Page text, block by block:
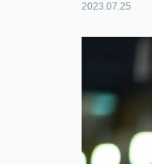
2023.07.25